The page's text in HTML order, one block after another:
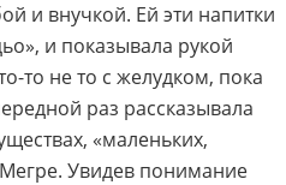
и внучкой. Ей эти напитки
и показывала рукой
то не то с желудком, пока
раз рассказывала
«маленьких,
Увидев понимание